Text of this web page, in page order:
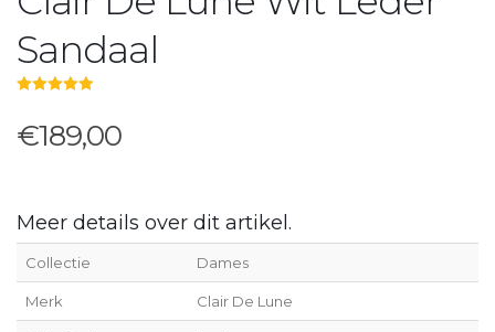
Sandaal
€189,00
Meer details over dit artikel.
Collectie Dames
Merk Clair De Lune